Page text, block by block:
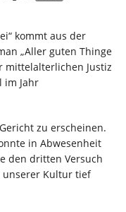
kommt aus der
„Aller guten Thinge
mittelalterlichen Justiz
im Jahr
zu erscheinen.
in Abwesenheit
den dritten Versuch
unserer Kultur tief